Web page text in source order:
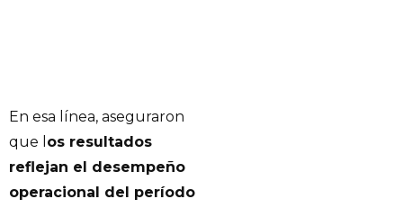
En esa línea, aseguraron
que l os resultados
reflejan el desempeño
operacional del período